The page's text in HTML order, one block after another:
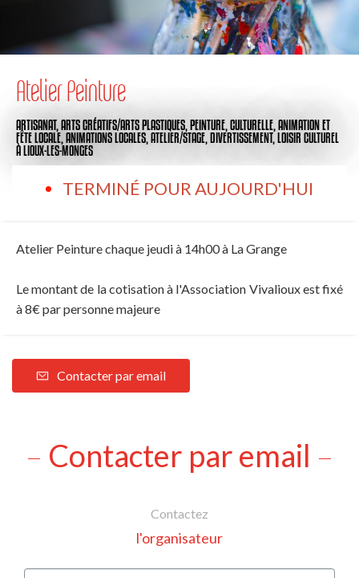
Atelier Peinture
ARTISANAT,ARTS CRÉATIFS/ARTS PLASTIQUES,PEINTURE,CULTURELLE,ANIMATION ET
FÊTE LOCALE,ANIMATIONS LOCALES,ATELIER/STAGE,DIVERTISSEMENT,LOISIR CULTUREL
À LIOUX-LES-MONGES
TERMINÉ POUR AUJOURD'HUI
Atelier Peinture chaque jeudi à 14h00 à La Grange
Le montant de la cotisation à l'Association Vivalioux est fixé
à 8€ par personne majeure
Contacter par email
Contacter par email
Contactez
l'organisateur